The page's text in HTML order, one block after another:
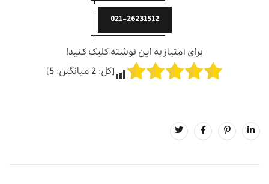
021-26231512
برای امتیاز به این نوشته کلیک کنید!
[کل:2میانگین:5
]